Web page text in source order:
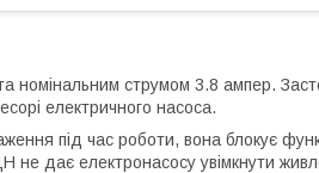
струмом 3.8 ампер.
електричного насоса.
під час роботи, вона блокує
дає електронасосу увімкнути